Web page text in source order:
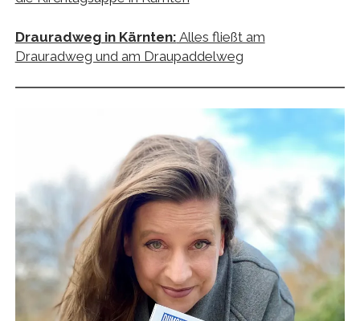
Drauradweg in Kärnten: Alles fließt am
Drauradweg und am Draupaddelweg